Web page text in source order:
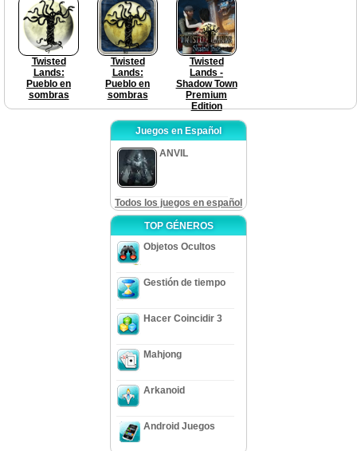
Twisted
Lands:
Pueblo en
sombras
Twisted
Lands:
Pueblo en
sombras
Twisted
Lands -
Shadow Town
Premium
Edition
Juegos en Español
ANVIL
Todos los juegos en español
TOP GÉNEROS
Objetos Ocultos
Gestión de tiempo
Hacer Coincidir 3
Mahjong
Arkanoid
Android Juegos